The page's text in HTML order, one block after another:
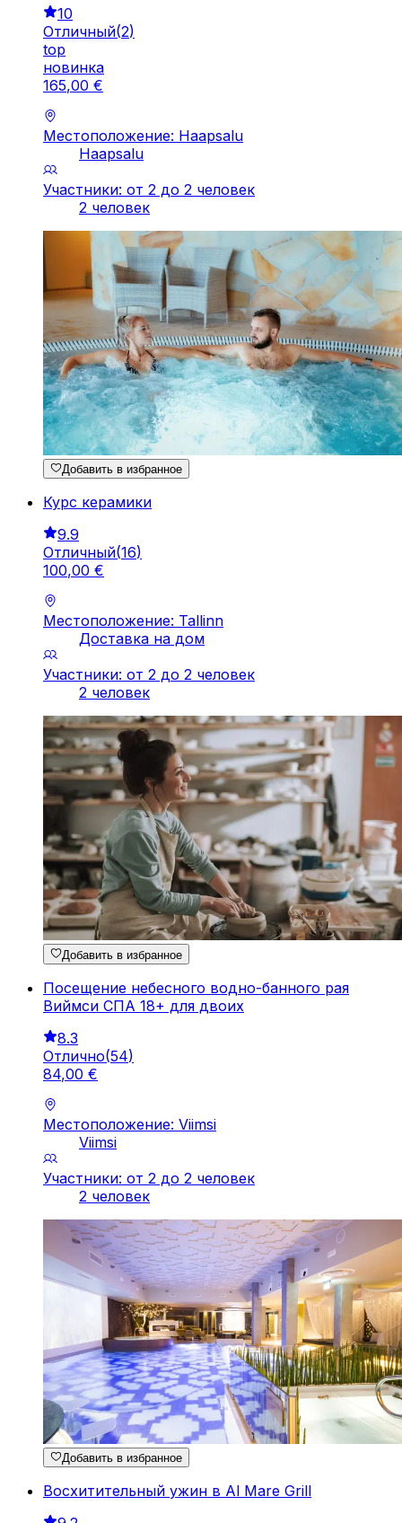
10
Отличный(2)
top
новинка
165,00 €
Местоположение: Haapsalu
Haapsalu
Участники: от 2 до 2 человек
2 человек
Добавить в избранное
Курс керамики
9.9
Отличный(16)
100,00 €
Местоположение: Tallinn
Доставка на дом
Участники: от 2 до 2 человек
2 человек
Добавить в избранное
Посещение небесного водно-банного рая
Виймси СПА 18+ для двоих
8.3
Отлично(54)
84,00 €
Местоположение: Viimsi
Viimsi
Участники: от 2 до 2 человек
2 человек
Добавить в избранное
Восхитительный ужин в Al Mare Grill